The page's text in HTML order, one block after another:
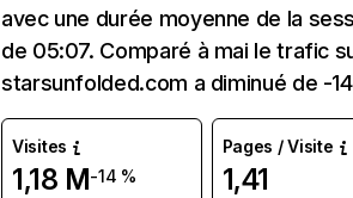
avec une durée moyenne de la
de 05:07. Comparé à mai le trafic
starsunfolded.com a diminué de -
Visites
1,18 M-14 %
Pages / Visite
1,41